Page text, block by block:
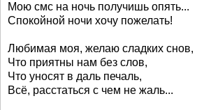
Мою смс на ночь получишь опять...
Спокойной ночи хочу пожелать!
Любимая моя, желаю сладких снов,
Что приятны нам без слов,
Что уносят в даль печаль,
Всё, расстаться с чем не жаль...